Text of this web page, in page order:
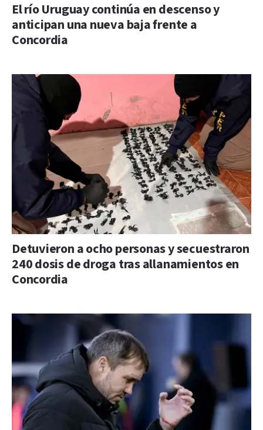
El río Uruguay continúa en descenso y
anticipan una nueva baja frente a
Concordia
Detuvieron a ocho personas y secuestraron
240 dosis de droga tras allanamientos en
Concordia